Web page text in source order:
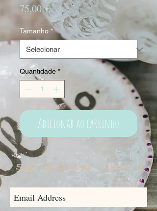
75,00 €Preço
Tamanho *
Quantidade *
Adicionar ao carrinho
Sign up for our emails :)